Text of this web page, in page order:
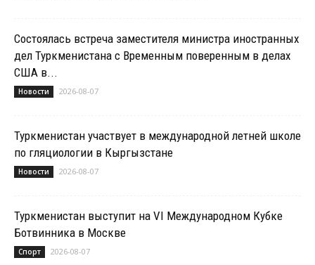
Состоялась встреча заместителя министра иностранных
дел Туркменистана с Временным поверенным в делах
США в...
Новости 2026-08-07
Туркменистан участвует в международной летней школе
по гляциологии в Кыргызстане
Новости 2026-08-07
Туркменистан выступит на VI Международном Кубке
Ботвинника в Москве
Спорт 2026-08-07